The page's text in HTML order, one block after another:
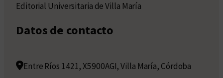
Editorial Universitaria de Villa María
Datos de contacto
Entre Ríos 1421, X5900AGI, Villa María, Córdoba